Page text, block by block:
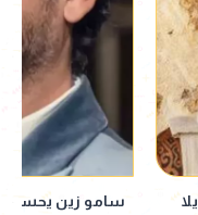
"بنت كـ ـلب